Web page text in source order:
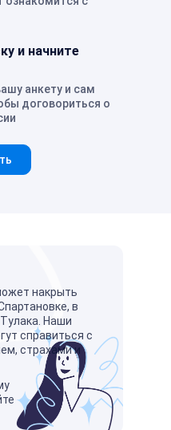
и начните
анкету и сам
договориться о
накрыть
в
Наши
справиться с
страхами и